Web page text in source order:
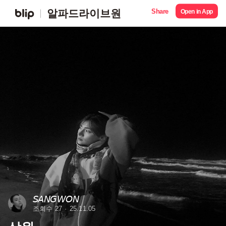
알파드라이브원 Share Open in App
𝘚𝘈𝘕𝘎𝘞𝘖𝘕
조회수 27 25.11.05